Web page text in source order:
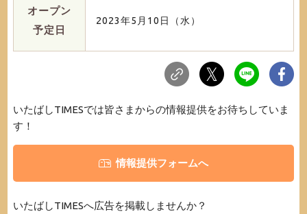
オープン
予定日
2023年5月10日（水）
いたばしTIMESでは皆さまからの情報提供をお待ちしていま
す！
情報提供フォームへ
いたばしTIMESへ広告を掲載しませんか？